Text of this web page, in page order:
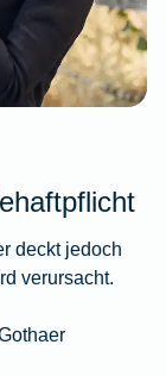
deckt jedoch
verursacht.